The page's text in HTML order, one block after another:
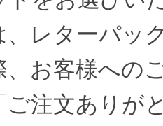
、レターパッ
、お客様への
ご注文ありが